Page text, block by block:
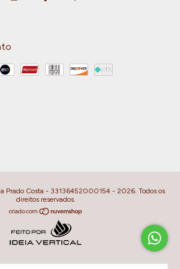
Prado Costa - 33136452000154 - 2026. Todos os
direitos reservados.